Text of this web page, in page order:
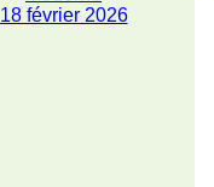
18 février 2026